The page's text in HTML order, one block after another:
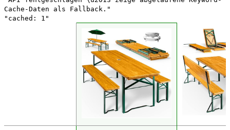
Cache-Daten als Fallback."
"cached: 1"